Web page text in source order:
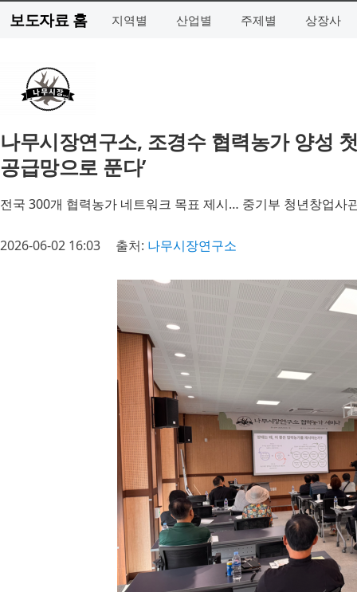
보도자료 홈 지역별 산업별 주제별 상장사
나무시장연구소, 조경수 협력농가 양성
공급망으로 푼다’
전국 300개 협력농가 네트워크 목표 제시… 중기부 청년창업사
2026-06-02 16:03 출처: 나무시장연구소